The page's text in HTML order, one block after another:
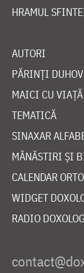
HRAMUL
AUTORI
PĂRINȚI
MAICI CU
TEMATICĂ
SINAXAR
MĂNĂSTIRI ȘI
CALENDAR
WIDGET
RADIO